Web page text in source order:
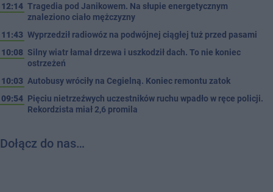
12:14 Tragedia pod Janikowem. Na słupie energetycznym
znaleziono ciało mężczyzny
11:43 Wyprzedził radiowóz na podwójnej ciągłej tuż przed pasami
10:08 Silny wiatr łamał drzewa i uszkodził dach. To nie koniec
ostrzeżeń
10:03 Autobusy wróciły na Cegielną. Koniec remontu zatok
09:54 Pięciu nietrzeźwych uczestników ruchu wpadło w ręce policji.
Rekordzista miał 2,6 promila
Dołącz do nas…